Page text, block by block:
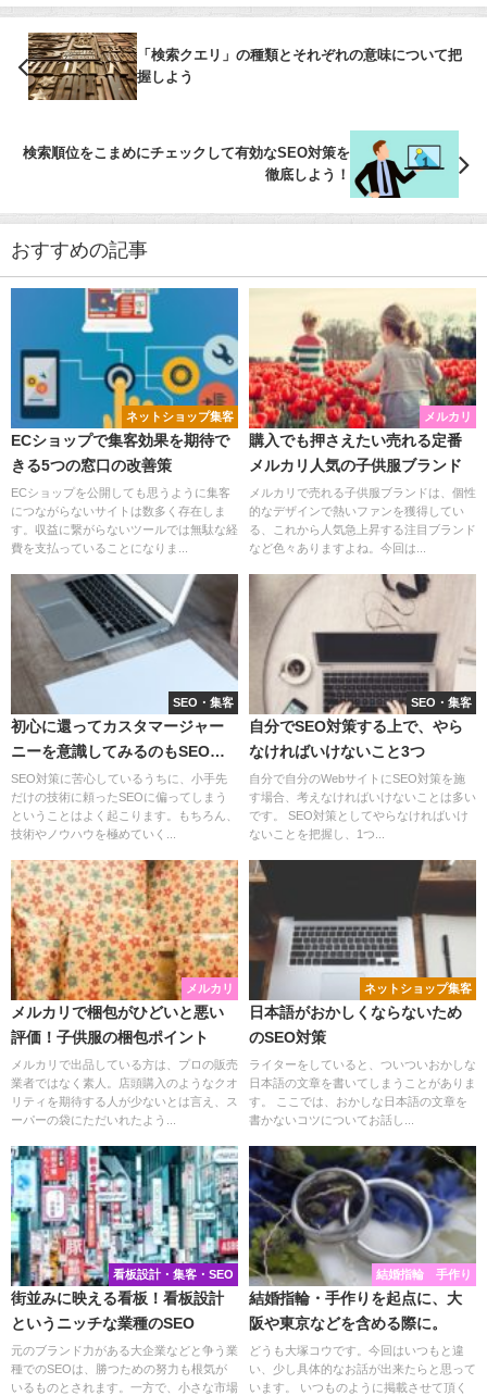
「検索クエリ」の種類とそれぞれの意味について把
握しよう
検索順位をこまめにチェックして有効なSEO対策を
徹底しよう！
おすすめの記事
ネットショップ集客
ECショップで集客効果を期待で
きる5つの窓口の改善策
ECショップを公開しても思うように集客
につながらないサイトは数多く存在しま
す。収益に繋がらないツールでは無駄な経
費を支払っていることになりま...
メルカリ
購入でも押さえたい売れる定番
メルカリ人気の子供服ブランド
メルカリで売れる子供服ブランドは、個性
的なデザインで熱いファンを獲得してい
る、これから人気急上昇する注目ブランド
など色々ありますよね。今回は...
SEO・集客
初心に還ってカスタマージャー
ニーを意識してみるのもSEO対
策の1つです！
SEO対策に苦心しているうちに、小手先
だけの技術に頼ったSEOに偏ってしまう
ということはよく起こります。もちろん、
技術やノウハウを極めていく...
SEO・集客
自分でSEO対策する上で、やら
なければいけないこと3つ
自分で自分のWebサイトにSEO対策を施
す場合、考えなければいけないことは多い
です。 SEO対策としてやらなければいけ
ないことを把握し、1つ...
メルカリ
メルカリで梱包がひどいと悪い
評価！子供服の梱包ポイント
メルカリで出品している方は、プロの販売
業者ではなく素人。店頭購入のようなクオ
リティを期待する人が少ないとは言え、ス
ーパーの袋にただいれたよう...
ネットショップ集客
日本語がおかしくならないため
のSEO対策
ライターをしていると、ついついおかしな
日本語の文章を書いてしまうことがありま
す。 ここでは、おかしな日本語の文章を
書かないコツについてお話し...
看板設計・集客・SEO
街並みに映える看板！看板設計
というニッチな業種のSEO
元のブランド力がある大企業などと争う業
種でのSEOは、勝つための努力も根気が
いるものとされます。一方で、小さな市場
結婚指輪 手作り
結婚指輪・手作りを起点に、大
阪や東京などを含める際に。
どうも大塚コウです。今回はいつもと違
い、少し具体的なお話が出来たらと思って
います。 いつものように掲載させて頂く